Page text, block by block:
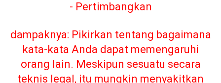
- Pertimbangkan
dampaknya: Pikirkan tentang bagaimana
kata-kata Anda dapat memengaruhi
orang lain. Meskipun sesuatu secara
teknis legal, itu mungkin menyakitkan